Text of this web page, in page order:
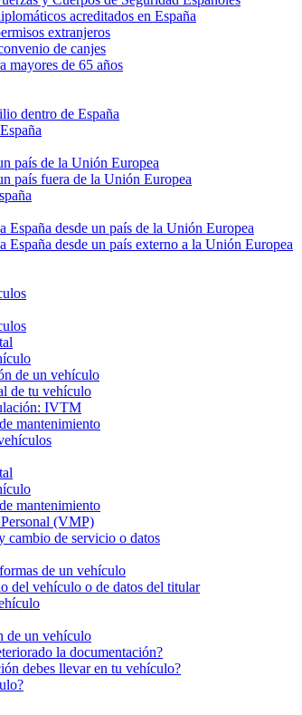
acreditados en España
extranjeros
de canjes
mayores de 65 años
dentro de España
país de la Unión Europea
país fuera de la Unión Europea
España desde un país de la Unión Europea
España desde un país externo a la Unión Europea
de un vehículo
de tu vehículo
IVTM
mantenimiento
mantenimiento
(VMP)
cambio de servicio o datos
de un vehículo
del vehículo o de datos del titular
de un vehículo
la documentación?
debes llevar en tu vehículo?